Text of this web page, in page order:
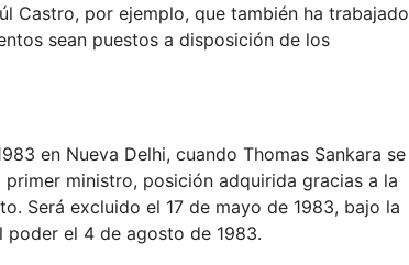
Castro, por ejemplo, que también ha trabajado
sean puestos a disposición de los
en Nueva Delhi, cuando Thomas Sankara se
ministro, posición adquirida gracias a la
Será excluido el 17 de mayo de 1983, bajo la
el 4 de agosto de 1983.